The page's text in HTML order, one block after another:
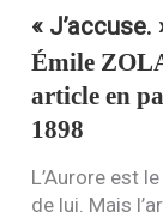
« J’accuse.
Émile
article en
1898
L’Aurore est
de lui. Mais